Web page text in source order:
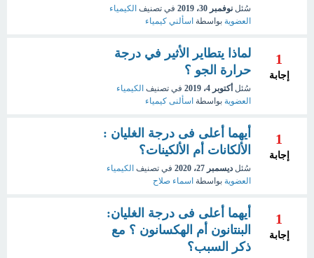
سُئل نوفمبر 30، 2019 في تصنيف الكيمياء
العضوية بواسطة اسألني كيمياء
1
إجابة
لماذا يتطاير الأثير في درجة
حرارة الجو ؟
سُئل أكتوبر 4، 2019 في تصنيف الكيمياء
العضوية بواسطة اسألنى كيمياء
1
إجابة
أيهما أعلى فى درجة الغليان :
الألكانات أم الألكينات؟
سُئل ديسمبر 27، 2020 في تصنيف الكيمياء
العضوية بواسطة اسماء صلاح
1
إجابة
أيهما أعلى فى درجة الغليان:
البنتانون أم الهكسانون ؟ مع
ذكر السبب؟